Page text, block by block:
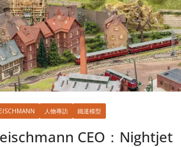
人物專訪 鐵道模型
CEO：Nightjet